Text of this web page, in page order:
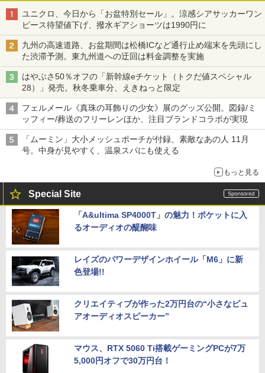
ユニクロ、今日から「お盆特別セール」。涼感シアサッカーワン
ピース待望値下げ、撥水ギアショーツは1990円に
九州の高速道路、お盆期間は松橋ICなど通行止め端末を先頭にし
た渋滞予測。東九州道への迂回は料金調整を実施
はやぶさ50％オフの「新幹線eチケット（トクだ値スペシャル
28）」発売。秋冬乗車分、えきねっと限定
フェルメール《真珠の耳飾りの少女》展のグッズ公開。図録/ミ
ッフィー/葬送のフリーレンほか、注目ブランドコラボが実現
「ムーミン」大小メッシュポーチが付録、素敵なあの人 11月
号。中身が見やすく、温泉スパにも使える
もっと見る
Special Site
「A&ultima SP4000T」の魅力！ポケットに入
るオーディオの醍醐味
レイズのパワーデザインホイール「M6」に新
色登場!!
クリエイティブが作った2万円台の“小さなピュ
アオーディオスピーカー”
マウス、RTX 5060 Ti搭載ゲーミングPCが7万
5,000円オフで30万円台！